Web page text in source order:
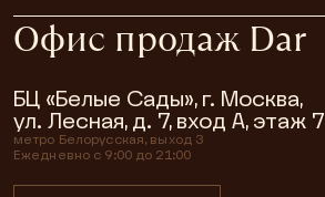
Офис продаж Dar
БЦ «Белые Сады», г. Москва,
ул. Лесная, д. 7, вход А, этаж 7
метро Белорусская, выход 3
Ежедневно с 9:00 до 21:00